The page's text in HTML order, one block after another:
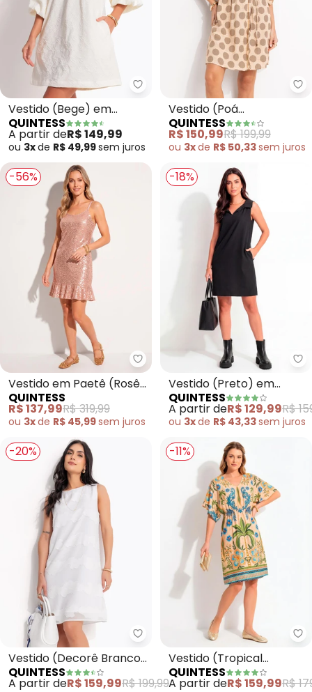
Quintess - Vestido (Bege) em
Vestido (Bege) em
Jacquard de Poliéster
QUINTESS
A partir deR$ 149,99
ou 3xde R$ 49,99sem juros
Vestido (Poá
Geométrico) em Viscose
Plana
QUINTESS
R$ 150,99R$ 199,99
ou 3xde R$ 50,33sem juros
-56%
Quintess - Vestido em Paetê
Vestido em Paetê (Rosê)
com Babado na Barra
QUINTESS
R$ 137,99R$ 319,99
ou 3xde R$ 45,99sem juros
-18%
Vestido (Preto) em
Tecido de Nylon
QUINTESS
A partir deR$ 129,99R$
ou 3xde R$ 43,33sem juros
-20%
Quintess - Vestido (Decorê
Vestido (Decorê Branco)
em Crepe Plano
QUINTESS
A partir deR$ 159,99R$ 199,99
-11%
Vestido (Tropical
Bordado) em Malha Fria
QUINTESS
A partir deR$ 159,99R$